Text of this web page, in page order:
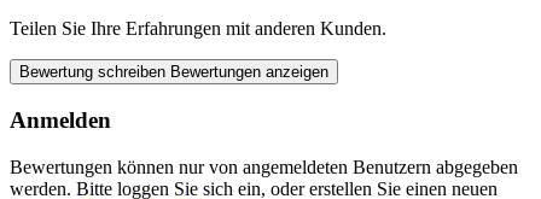
Teilen Sie Ihre Erfahrungen mit anderen Kunden.
Bewertung schreiben Bewertungen anzeigen
Anmelden
Bewertungen können nur von angemeldeten Benutzern abgegeben
werden. Bitte loggen Sie sich ein, oder erstellen Sie einen neuen